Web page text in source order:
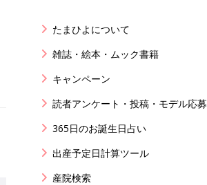
たまひよについて
雑誌・絵本・ムック書籍
キャンペーン
読者アンケート・投稿・モデル応募
365日のお誕生日占い
出産予定日計算ツール
産院検索